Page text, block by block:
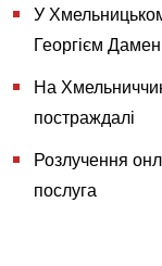
У
Георгієм
На
постраждалі
Розлучення
послуга